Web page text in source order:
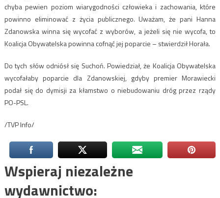
chyba pewien poziom wiarygodności człowieka i zachowania, które
powinno eliminować z życia publicznego. Uważam, że pani Hanna
Zdanowska winna się wycofać z wyborów, a jeżeli się nie wycofa, to
Koalicja Obywatelska powinna cofnąć jej poparcie – stwierdził Horała.
Do tych słów odniósł się Suchoń. Powiedział, że Koalicja Obywatelska
wycofałaby poparcie dla Zdanowskiej, gdyby premier Morawiecki
podał się do dymisji za kłamstwo o niebudowaniu dróg przez rządy
PO-PSL.
/TVP Info/
Wspieraj niezależne
wydawnictwo: